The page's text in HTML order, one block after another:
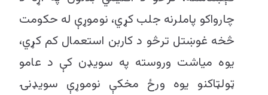
چارواکو پاملرنه جلب کړي، نوموړې له حکومت
څخه غوښتل ترڅو د کاربن استعمال کم کړي،
یوه میاشت وروسته په سویډن کې د عامو
ټولټاکنو یوه ورځ مخکې نوموړې سویډنۍ